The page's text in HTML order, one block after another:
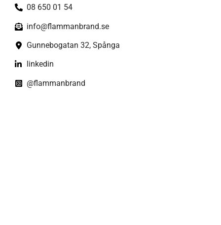
08 650 01 54
info@flammanbrand.se
Gunnebogatan 32, Spånga
linkedin
@flammanbrand